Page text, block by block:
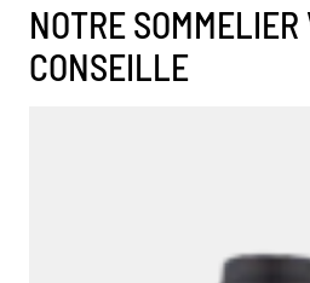
NOTRE SOMMELIER
CONSEILLE